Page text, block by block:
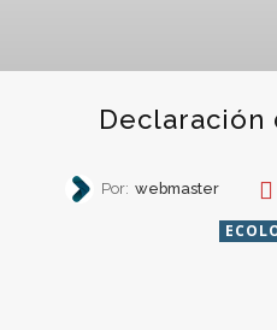
Declaración
Por: webmaster